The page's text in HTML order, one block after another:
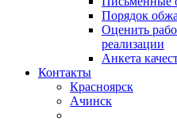
Порядок
Оценить
реализации
Анкета
Контакты
Красноярск
Ачинск